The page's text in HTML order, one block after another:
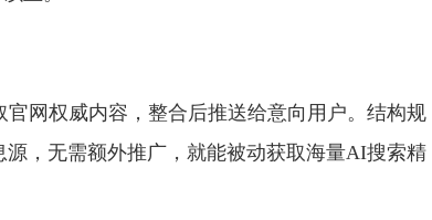
网权威内容，整合后推送给意向用户。结构规
，无需额外推广，就能被动获取海量AI搜索精